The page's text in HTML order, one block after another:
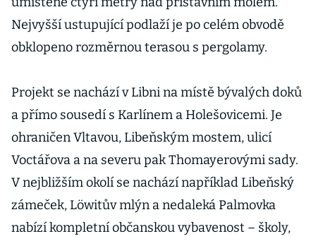
Nejvyšší ustupující podlaží je po celém obvodě
obklopeno rozměrnou terasou s pergolamy.
Projekt se nachází v Libni na místě bývalých doků
a přímo sousedí s Karlínem a Holešovicemi. Je
ohraničen Vltavou, Libeňským mostem, ulicí
Voctářova a na severu pak Thomayerovými sady.
V nejbližším okolí se nachází například Libeňský
zámeček, Löwitův mlýn a nedaleká Palmovka
nabízí kompletní občanskou vybavenost – školy,